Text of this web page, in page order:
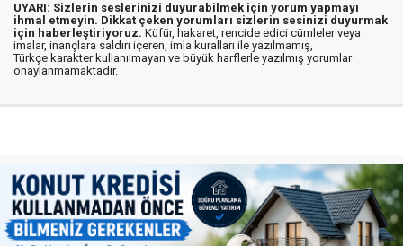
UYARI: Sizlerin seslerinizi duyurabilmek için yorum yapmayı
ihmal etmeyin. Dikkat çeken yorumları sizlerin sesinizi duyurmak
için haberleştiriyoruz. Küfür, hakaret, rencide edici cümleler veya
imalar, inançlara saldırı içeren, imla kuralları ile yazılmamış,
Türkçe karakter kullanılmayan ve büyük harflerle yazılmış yorumlar
onaylanmamaktadır.